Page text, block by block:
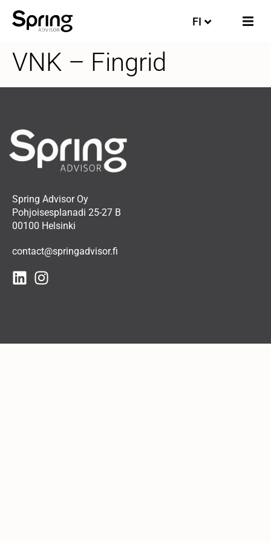
FI
EN
VNK – Fingrid
Spring Advisor Oy
Pohjoisesplanadi 25-27 B
00100 Helsinki
contact@springadvisor.fi